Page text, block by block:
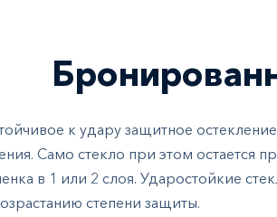
к удару защитное
Само стекло при этом остается
в 1 или 2 слоя. Ударостойкие
степени защиты.